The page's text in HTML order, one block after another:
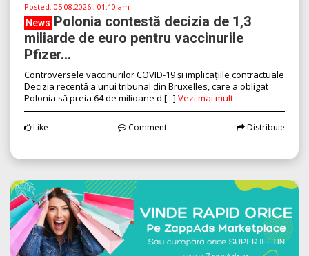
Posted: 05.08.2026 , 01:10 am
News Polonia contestă decizia de 1,3
miliarde de euro pentru vaccinurile
Pfizer...
Controversele vaccinurilor COVID-19 și implicațiile contractuale
Decizia recentă a unui tribunal din Bruxelles, care a obligat
Polonia să preia 64 de milioane d [...] Vezi mai mult
Like Comment Distribuie